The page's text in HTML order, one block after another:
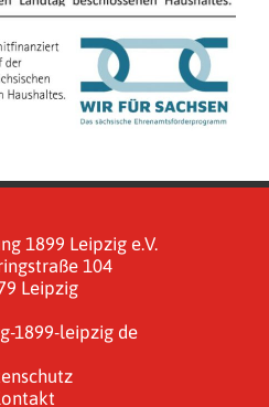
1899 Leipzig e.V.
104
Leipzig
1899-leipzig de